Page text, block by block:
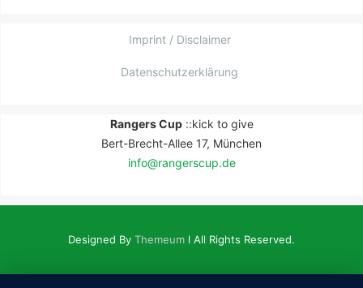
Imprint / Disclaimer
Datenschutzerklärung
Rangers Cup::kick to give
Bert-Brecht-Allee 17, München
info@rangerscup.de
Designed By Themeum l All Rights Reserved.